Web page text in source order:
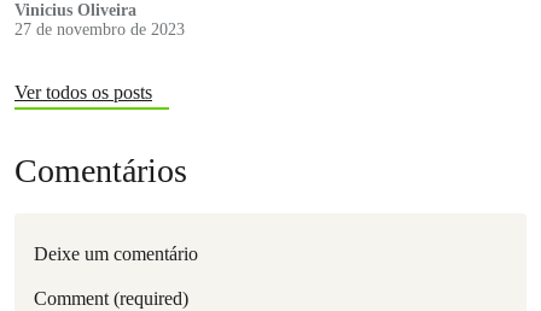
Vinicius Oliveira
27 de novembro de 2023
Ver todos os posts
Comentários
Deixe um comentário
Comment (required)